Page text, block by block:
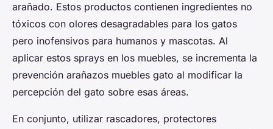
arañado. Estos productos contienen ingredientes no
tóxicos con olores desagradables para los gatos
pero inofensivos para humanos y mascotas. Al
aplicar estos sprays en los muebles, se incrementa la
prevención arañazos muebles gato al modificar la
percepción del gato sobre esas áreas.
En conjunto, utilizar rascadores, protectores